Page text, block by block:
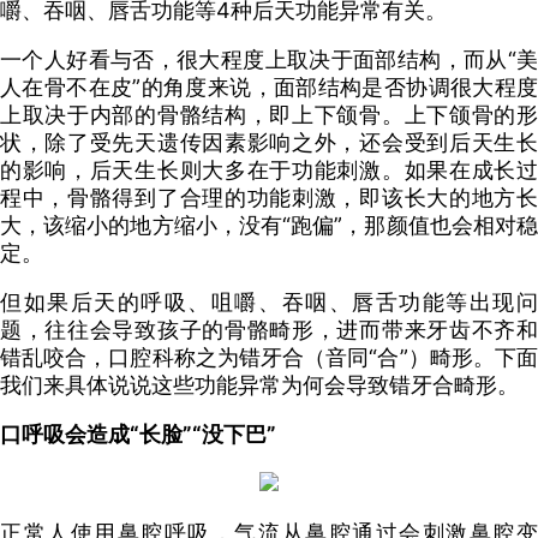
嚼、吞咽、唇舌功能等4种后天功能异常有关。
一个人好看与否，很大程度上取决于面部结构，而从“美
人在骨不在皮”的角度来说，面部结构是否协调很大程度
上取决于内部的骨骼结构，即上下颌骨。上下颌骨的形
状，除了受先天遗传因素影响之外，还会受到后天生长
的影响，后天生长则大多在于功能刺激。如果在成长过
程中，骨骼得到了合理的功能刺激，即该长大的地方长
大，该缩小的地方缩小，没有“跑偏”，那颜值也会相对稳
定。
但如果后天的呼吸、咀嚼、吞咽、唇舌功能等出现问
题，往往会导致孩子的骨骼畸形，进而带来牙齿不齐和
错乱咬合，口腔科称之为错牙合（音同“合”）畸形。下面
我们来具体说说这些功能异常为何会导致错牙合畸形。
口呼吸会造成“长脸”“没下巴”
正常人使用鼻腔呼吸，气流从鼻腔通过会刺激鼻腔变